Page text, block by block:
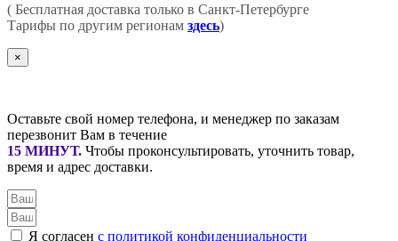
( Бесплатная доставка только в Санкт-Петербурге
Тарифы по другим регионам здесь)
×
Оставьте свой номер телефона, и менеджер по заказам
перезвонит Вам в течение
15 МИНУТ. Чтобы проконсультировать, уточнить товар,
время и адрес доставки.
Я согласен с политикой конфиденциальности